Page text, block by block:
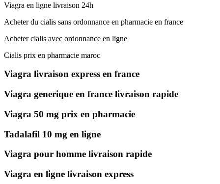
Viagra en ligne livraison 24h
Acheter du cialis sans ordonnance en pharmacie en france
Acheter cialis avec ordonnance en ligne
Cialis prix en pharmacie maroc
Viagra livraison express en france
Viagra generique en france livraison rapide
Viagra 50 mg prix en pharmacie
Tadalafil 10 mg en ligne
Viagra pour homme livraison rapide
Viagra en ligne livraison express